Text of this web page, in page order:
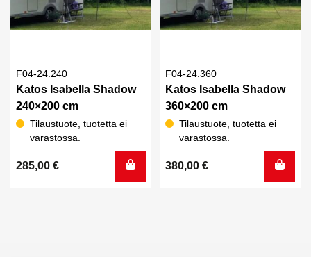
F04-24.240
Katos Isabella Shadow
240×200 cm
Tilaustuote, tuotetta ei
varastossa.
285,00 €
F04-24.360
Katos Isabella Shadow
360×200 cm
Tilaustuote, tuotetta ei
varastossa.
380,00 €